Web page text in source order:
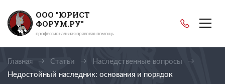
ООО "ЮРИСТ
ФОРУМ.РУ"
профессиональная правовая помощь
Главная Статьи
Наследственные вопросы
Недостойный наследник: основания и порядок